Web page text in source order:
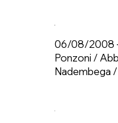
06/08/2008
Ponzoni /
Nadembega